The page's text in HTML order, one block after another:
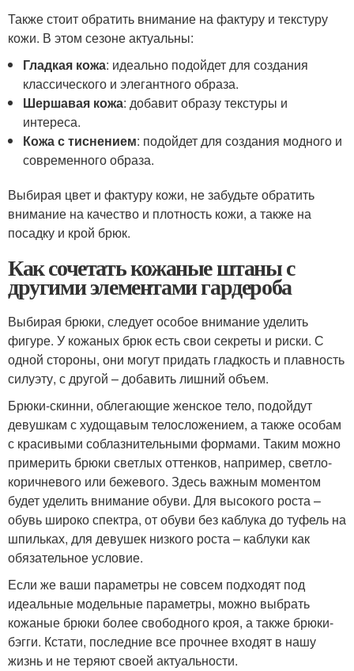
Также стоит обратить внимание на фактуру и текстуру
кожи. В этом сезоне актуальны:
Гладкая кожа: идеально подойдет для создания
классического и элегантного образа.
Шершавая кожа: добавит образу текстуры и
интереса.
Кожа с тиснением: подойдет для создания модного и
современного образа.
Выбирая цвет и фактуру кожи, не забудьте обратить
внимание на качество и плотность кожи, а также на
посадку и крой брюк.
Как сочетать кожаные штаны с
другими элементами гардероба
Выбирая брюки, следует особое внимание уделить
фигуре. У кожаных брюк есть свои секреты и риски. С
одной стороны, они могут придать гладкость и плавность
силуэту, с другой – добавить лишний объем.
Брюки-скинни, облегающие женское тело, подойдут
девушкам с худощавым телосложением, а также особам
с красивыми соблазнительными формами. Таким можно
примерить брюки светлых оттенков, например, светло-
коричневого или бежевого. Здесь важным моментом
будет уделить внимание обуви. Для высокого роста –
обувь широко спектра, от обуви без каблука до туфель на
шпильках, для девушек низкого роста – каблуки как
обязательное условие.
Если же ваши параметры не совсем подходят под
идеальные модельные параметры, можно выбрать
кожаные брюки более свободного кроя, а также брюки-
бэгги. Кстати, последние все прочнее входят в нашу
жизнь и не теряют своей актуальности.